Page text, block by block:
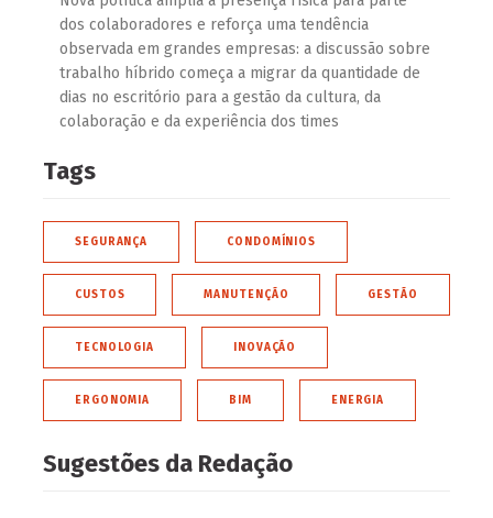
dos colaboradores e reforça uma tendência
observada em grandes empresas: a discussão sobre
trabalho híbrido começa a migrar da quantidade de
dias no escritório para a gestão da cultura, da
colaboração e da experiência dos times
Tags
SEGURANÇA CONDOMÍNIOS
CUSTOS MANUTENÇÃO GESTÃO
TECNOLOGIA INOVAÇÃO
ERGONOMIA BIM ENERGIA
Sugestões da Redação